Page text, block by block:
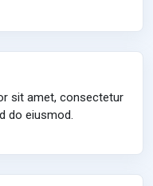
sit amet, consectetur
do eiusmod.